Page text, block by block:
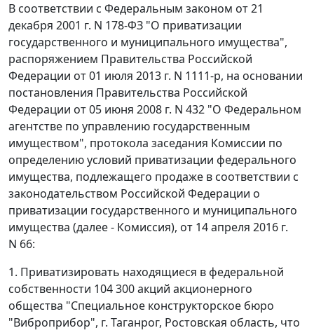
В соответствии с Федеральным законом от 21
декабря 2001 г. N 178-ФЗ "О приватизации
государственного и муниципального имущества",
распоряжением Правительства Российской
Федерации от 01 июля 2013 г. N 1111-р, на основании
постановления Правительства Российской
Федерации от 05 июня 2008 г. N 432 "О Федеральном
агентстве по управлению государственным
имуществом", протокола заседания Комиссии по
определению условий приватизации федерального
имущества, подлежащего продаже в соответствии с
законодательством Российской Федерации о
приватизации государственного и муниципального
имущества (далее - Комиссия), от 14 апреля 2016 г.
N 66:
1. Приватизировать находящиеся в федеральной
собственности 104 300 акций акционерного
общества "Специальное конструкторское бюро
"Виброприбор", г. Таганрог, Ростовская область, что